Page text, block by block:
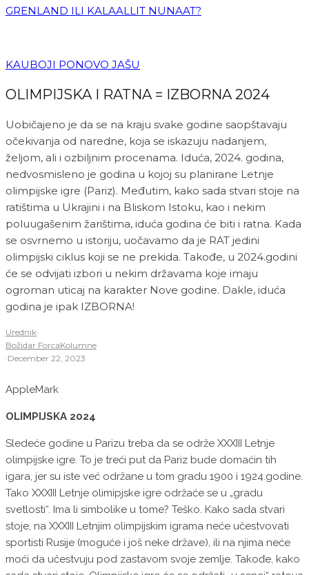
GRENLAND ILI KALAALLIT NUNAAT?
KAUBOJI PONOVO JAŠU
OLIMPIJSKA I RATNA = IZBORNA 2024
Uobičajeno je da se na kraju svake godine saopštavaju
očekivanja od naredne, koja se iskazuju nadanjem,
željom, ali i ozbiljnim procenama. Iduća, 2024. godina,
nedvosmisleno je godina u kojoj su planirane Letnje
olimpijske igre (Pariz). Međutim, kako sada stvari stoje na
ratištima u Ukrajini i na Bliskom Istoku, kao i nekim
poluugašenim žarištima, iduća godina će biti i ratna. Kada
se osvrnemo u istoriju, uočavamo da je RAT jedini
olimpijski ciklus koji se ne prekida. Takođe, u 2024.godini
će se odvijati izbori u nekim državama koje imaju
ogroman uticaj na karakter Nove godine. Dakle, iduća
godina je ipak IZBORNA!
Urednik·
Božidar ForcaKolumne
·December 22, 2023
AppleMark
OLIMPIJSKA 2024
Sledeće godine u Parizu treba da se održe XXXIII Letnje
olimpijske igre. To je treći put da Pariz bude domaćin tih
igara, jer su iste već održane u tom gradu 1900 i 1924.godine.
Tako XXXIII Letnje olimipjske igre održaće se u „gradu
svetlosti“. Ima li simbolike u tome? Teško. Kako sada stvari
stoje, na XXXIII Letnjim olimpijskim igrama neće učestvovati
sportisti Rusije (moguće i još neke države), ili na njima neće
moći da učestvuju pod zastavom svoje zemlje. Takođe, kako